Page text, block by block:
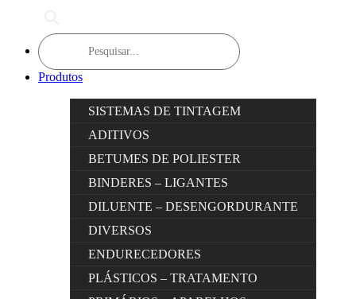
Products
search
Produtos
SISTEMAS DE TINTAGEM
ADITIVOS
BETUMES DE POLIESTER
BINDERES – LIGANTES
DILUENTE – DESENGORDURANTE
DIVERSOS
ENDURECEDORES
PLÁSTICOS – TRATAMENTO